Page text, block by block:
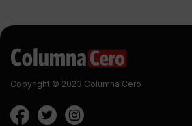
Copyright © 2023 Columna Cero